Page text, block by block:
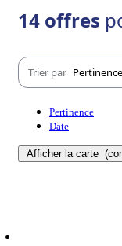
14 offres
Trier par Pertinence
Pertinence
Date
Afficher la carte